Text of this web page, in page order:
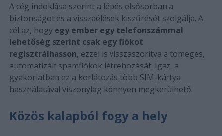
A cég indoklása szerint a lépés elsősorban a
biztonságot és a visszaélések kiszűrését szolgálja. A
cél az, hogy egy ember egy telefonszámmal
lehetőség szerint csak egy fiókot
regisztrálhasson, ezzel is visszaszorítva a tömeges,
automatizált spamfiókok létrehozását. Igaz, a
gyakorlatban ez a korlátozás több SIM-kártya
használatával viszonylag könnyen megkerülhető.
Közös kalapból fogy a hely